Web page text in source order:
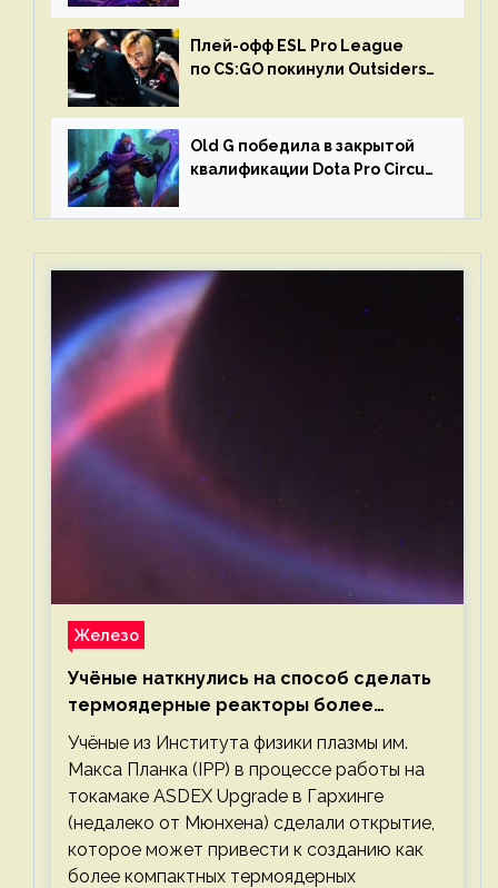
Плей-офф ESL Pro League
по CS:GO покинули Outsiders
Old G победила в закрытой
квалификации Dota Pro Circuit
Железо
Учёные наткнулись на способ сделать
термоядерные реакторы более
компактными или мощными
Учёные из Института физики плазмы им.
Макса Планка (IPP) в процессе работы на
токамаке ASDEX Upgrade в Гархинге
(недалеко от Мюнхена) сделали открытие,
которое может привести к созданию как
более компактных термоядерных